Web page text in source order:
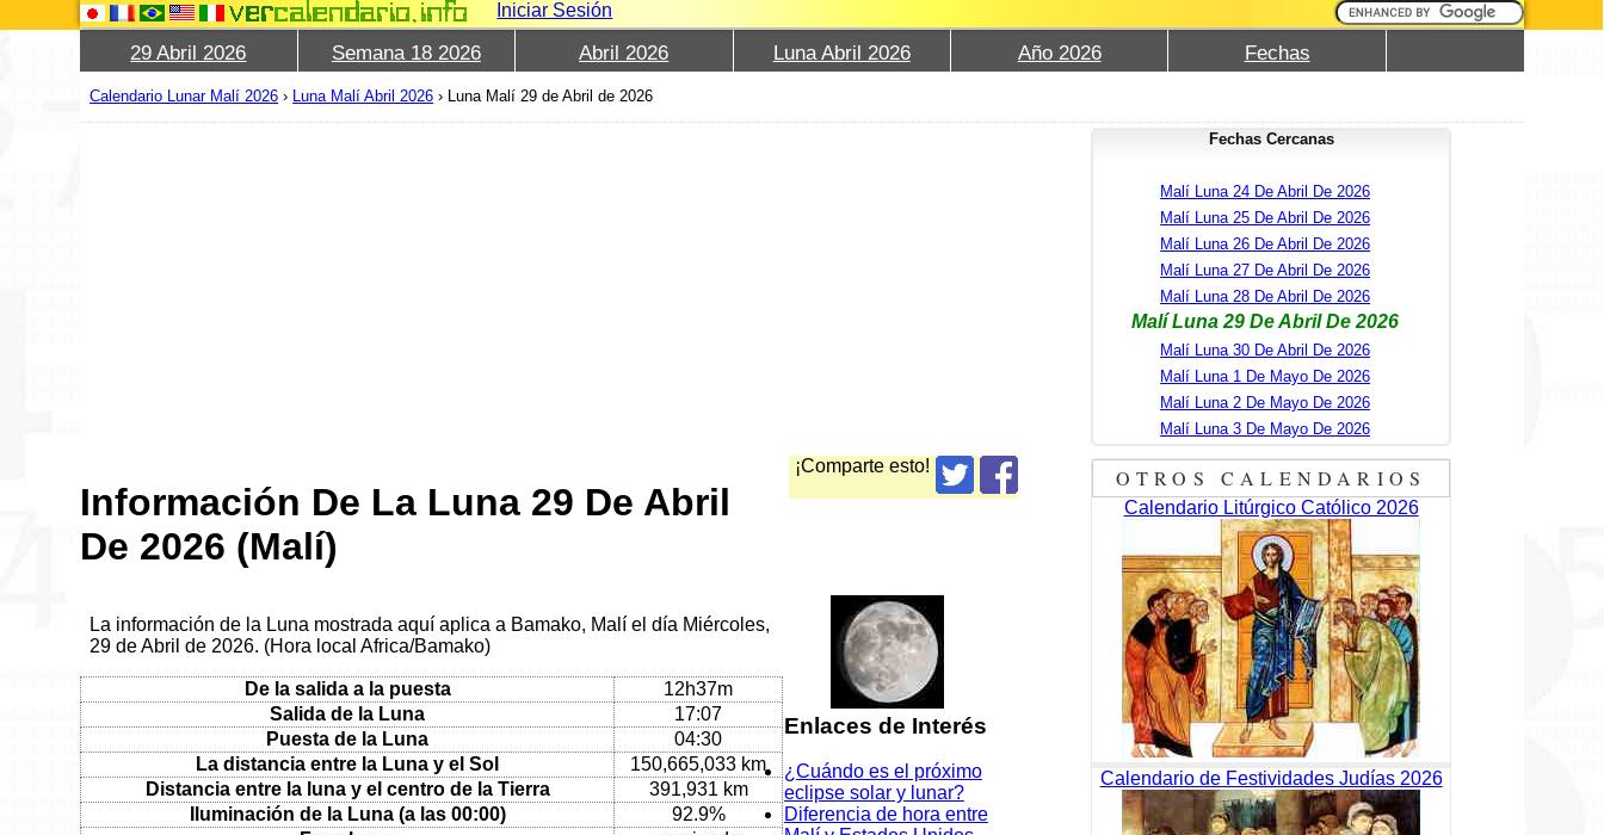
Iniciar Sesión
29 Abril 2026 Semana 18 2026 Abril 2026 Luna Abril 2026 Año 2026 Fechas
Calendario Lunar Malí 2026 › Luna Malí Abril 2026 › Luna Malí 29 de Abril de 2026
¡Comparte esto!
Información De La Luna 29 De Abril
De 2026 (Malí)
La información de la Luna mostrada aquí aplica a Bamako, Malí el día Miércoles,
29 de Abril de 2026. (Hora local Africa/Bamako)
De la salida a la puesta
12h37m
Salida de la Luna
17:07
Puesta de la Luna
04:30
La distancia entre la Luna y el Sol
150,665,033 km
Distancia entre la luna y el centro de la Tierra
391,931 km
Iluminación de la Luna (a las 00:00)
92.9%
Enlaces de Interés
¿Cuándo es el próximo
eclipse solar y lunar?
Diferencia de hora entre
Fechas Cercanas
Malí Luna 24 De Abril De 2026
Malí Luna 25 De Abril De 2026
Malí Luna 26 De Abril De 2026
Malí Luna 27 De Abril De 2026
Malí Luna 28 De Abril De 2026
Malí Luna 29 De Abril De 2026
Malí Luna 30 De Abril De 2026
Malí Luna 1 De Mayo De 2026
Malí Luna 2 De Mayo De 2026
Malí Luna 3 De Mayo De 2026
OTROS CALENDARIOS
Calendario Litúrgico Católico 2026
Calendario de Festividades Judías 2026